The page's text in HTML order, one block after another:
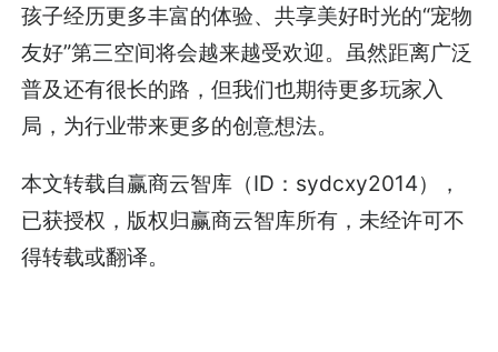
孩子经历更多丰富的体验、共享美好时光的“宠物
友好”第三空间将会越来越受欢迎。虽然距离广泛
普及还有很长的路，但我们也期待更多玩家入
局，为行业带来更多的创意想法。
本文转载自赢商云智库（ID：sydcxy2014），
已获授权，版权归赢商云智库所有，未经许可不
得转载或翻译。